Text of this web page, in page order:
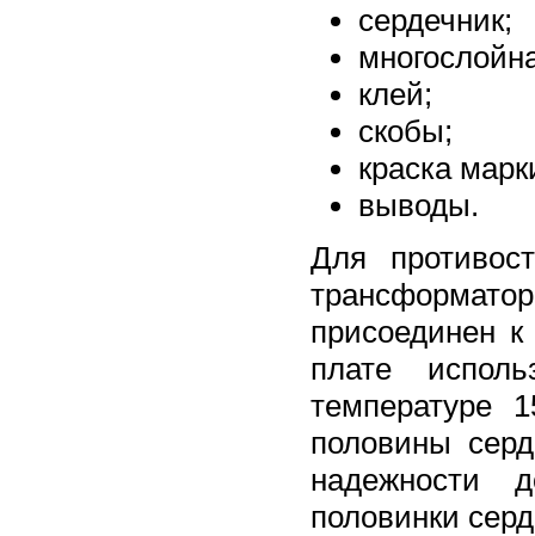
сердечник;
клей;
скобы;
краска
выводы.
Для
присоединен
плате
температуре
половины
надежности
половинки